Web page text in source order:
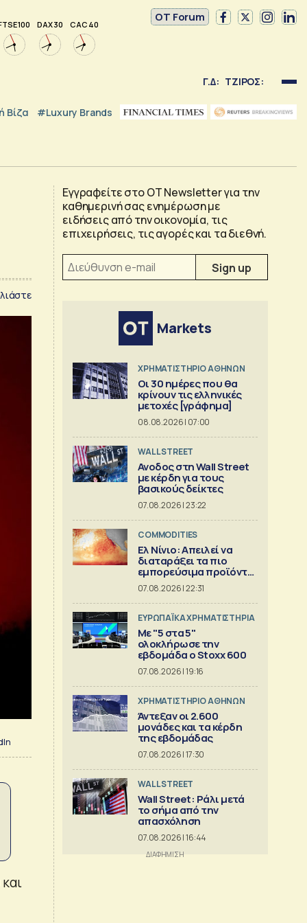
100 DAX 30 CAC 40
OT Forum
Γ.Δ: ΤΖΙΡΟΣ:
Βίζα #luxury Brands
Εγγραφείτε στο OT Newsletter για την
καθημερινή σας ενημέρωση με
ειδήσεις από την οικονομία, τις
επιχειρήσεις, τις αγορές και τα διεθνή.
Markets
XΡΗΜΑΤΙΣΤΗΡΙΟ ΑΘΗΝΩΝ
Οι 30 ημέρες που θα
κρίνουν τις ελληνικές
μετοχές [γράφημα]
08.08.2026 | 07:00
WALL STREET
Ανοδος στη Wall Street
με κέρδη για τους
βασικούς δείκτες
07.08.2026 | 23:22
COMMODITIES
Ελ Νίνιο: Απειλεί να
διαταράξει τα πιο
εμπορεύσιμα προϊόντα
στον κόσμο
07.08.2026 | 22:31
ΕΥΡΩΠΑΪΚΑ ΧΡΗΜΑΤΙΣΤΗΡΙΑ
Με "5 στα 5"
ολοκλήρωσε την
εβδομάδα ο Stoxx 600
07.08.2026 | 19:16
XΡΗΜΑΤΙΣΤΗΡΙΟ ΑΘΗΝΩΝ
Άντεξαν οι 2.600
μονάδες και τα κέρδη
της εβδομάδας
07.08.2026 | 17:30
WALL STREET
Wall Street: Ράλι μετά
το σήμα από την
απασχόληση
07.08.2026 | 16:44